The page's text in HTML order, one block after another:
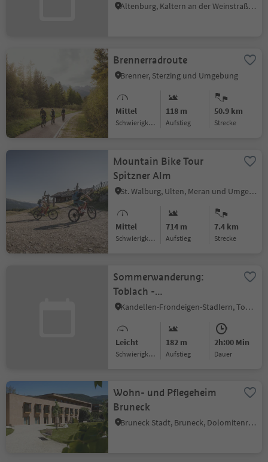
Altenburg, Kaltern an der Weinstraße, Südtiroler Weinstraße
Brennerradroute
Brenner, Sterzing und Umgebung
Mittel
Schwierigkeitsgrad
118 m
Aufstieg
50.9 km
Strecke
Mountain Bike Tour
Spitzner Alm
St. Walburg, Ulten, Meran und Umgebung
Mittel
Schwierigkeitsgrad
714 m
Aufstieg
7.4 km
Strecke
Sommerwanderung:
Toblach -
ZweiWasserBrunnen -
Kandellen-Frondeigen-Stadlern, Toblach, Dolomitenregion 3 Zinnen
Leicht
Schwierigkeitsgrad
182 m
Aufstieg
2h:00 Min
Dauer
Wohn- und Pflegeheim
Bruneck
Bruneck Stadt, Bruneck, Dolomitenregion Kronplatz